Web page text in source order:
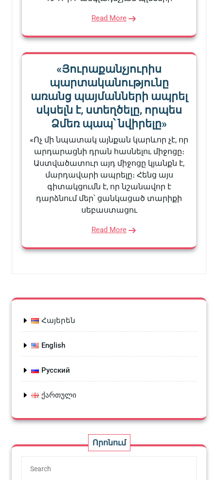
Read More
«Յուրաքանչյուրիս
պարտականությունը
առանց պայմանների ապրել
սկսելն է, ստեղծելը, որպես
Ձմեռ պապ՝ նվիրելը»
«Ոչ մի նպատակ այնքան կարևոր չէ, որ
արդարացնի դրան հասնելու միջոցը։
Աստվածատուր այդ միջոցը կյանքն է,
մարդավարի ապրելը։ Հենց այս
գիտակցումն է, որ նշանավոր է
դարձնում մեր՝ ցանկացած տարիքի
սեբաստացու
Read More
Հայերեն
English
Русский
ქართული
Որոնում